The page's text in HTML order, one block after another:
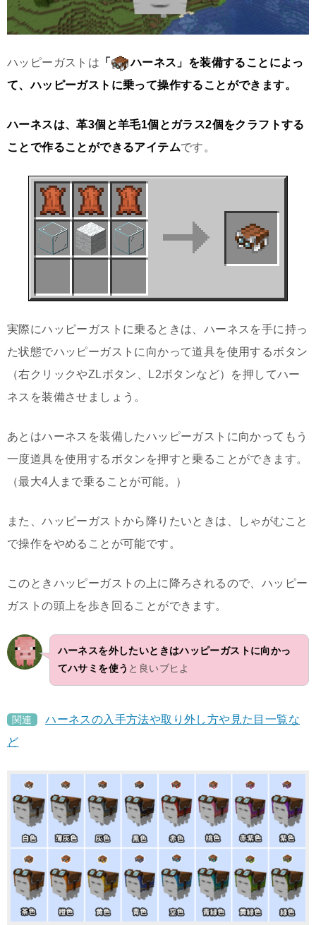
ハッピーガストは 「
ハーネス」を装備することによっ
て、ハッピーガストに乗って操作することができます。
ハーネスは、革3個と羊毛1個とガラス2個をクラフトする
ことで作ることができるアイテムです。
実際にハッピーガストに乗るときは、ハーネスを手に持っ
た状態でハッピーガストに向かって道具を使用するボタン
（右クリックやZLボタン、L2ボタンなど）を押してハー
ネスを装備させましょう。
あとはハーネスを装備したハッピーガストに向かってもう
一度道具を使用するボタンを押すと乗ることができます。
（最大4人まで乗ることが可能。）
また、ハッピーガストから降りたいときは、しゃがむこと
で操作をやめることが可能です。
このときハッピーガストの上に降ろされるので、ハッピー
ガストの頭上を歩き回ることができます。
ハーネスを外したいときはハッピーガストに向かっ
てハサミを使う と良いブヒよ
関連
ハーネスの入手方法や取り外し方や見た目一覧な
ど